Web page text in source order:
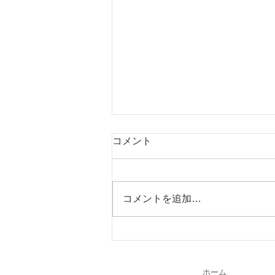
６月のチャレンジ
コメント
コメントを追加…
ホーム